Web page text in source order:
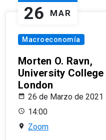
26 MAR
Macroeconomía
Morten O. Ravn,
University College
London
26 de Marzo de 2021
14:00
Zoom